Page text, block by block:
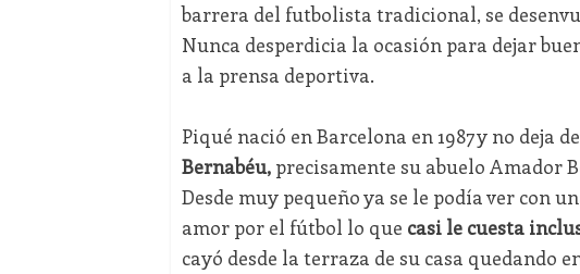
barrera del futbolista tradicional, se
Nunca desperdicia la ocasión para dejar
a la prensa deportiva.
Piqué nació en Barcelona en 1987 y no deja
Bernabéu,precisamente su abuelo Amador
Desde muy pequeño ya se le podía ver con
amor por el fútbol lo que casi le cuesta
cayó desde la terraza de su casa quedando